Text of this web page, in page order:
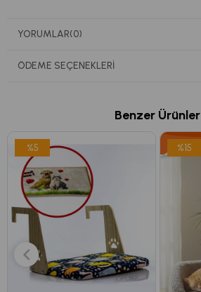
YORUMLAR(0)
ÖDEME SEÇENEKLERI
Benzer Ürünler
%5 %15